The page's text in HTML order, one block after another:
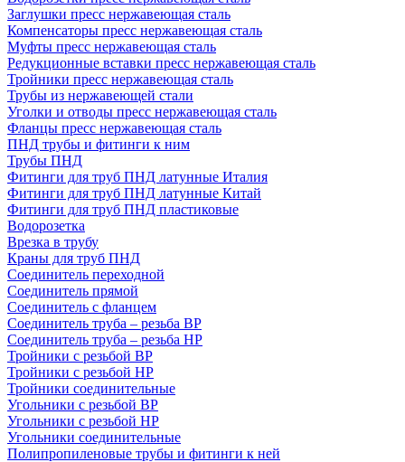
Заглушки пресс нержавеющая сталь
Компенсаторы пресс нержавеющая сталь
Муфты пресс нержавеющая сталь
Редукционные вставки пресс нержавеющая сталь
Тройники пресс нержавеющая сталь
Трубы из нержавеющей стали
Уголки и отводы пресс нержавеющая сталь
Фланцы пресс нержавеющая сталь
ПНД трубы и фитинги к ним
Трубы ПНД
Фитинги для труб ПНД латунные Италия
Фитинги для труб ПНД латунные Китай
Фитинги для труб ПНД пластиковые
Водорозетка
Врезка в трубу
Краны для труб ПНД
Соединитель переходной
Соединитель прямой
Соединитель с фланцем
Соединитель труба – резьба ВР
Соединитель труба – резьба НР
Тройники с резьбой ВР
Тройники с резьбой НР
Тройники соединительные
Угольники с резьбой ВР
Угольники с резьбой НР
Угольники соединительные
Полипропиленовые трубы и фитинги к ней